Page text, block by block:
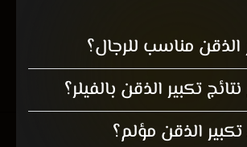
مناسب للرجال؟
تكبير الذقن بالفيلر؟
الذقن مؤلم؟